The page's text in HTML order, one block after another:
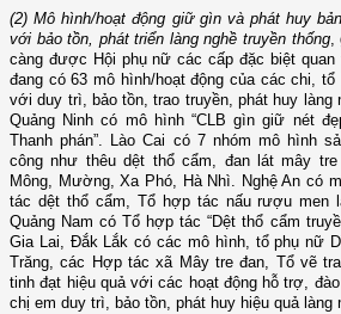
(2) Mô hình/hoạt động giữ gìn và phát huy
với bảo tồn, phát triển làng nghề truyền thống,
càng được Hội phụ nữ các cấp đặc biệt
đang có 63 mô hình/hoạt động của các chi,
với duy trì, bảo tồn, trao truyền, phát huy làng
Quảng Ninh có mô hình “CLB gìn giữ nét
Thanh phán”. Lào Cai có 7 nhóm mô hình
công như thêu dệt thổ cẩm, đan lát mây
Mông, Mường, Xa Phó, Hà Nhì. Nghệ An có
tác dệt thổ cẩm, Tổ hợp tác nấu rượu men
Quảng Nam có Tổ hợp tác “Dệt thổ cẩm
Gia Lai, Đắk Lắk có các mô hình, tổ phụ nữ
Trăng, các Hợp tác xã Mây tre đan, Tổ vẽ
tinh đạt hiệu quả với các hoạt động hỗ trợ,
chị em duy trì, bảo tồn, phát huy hiệu quả làng